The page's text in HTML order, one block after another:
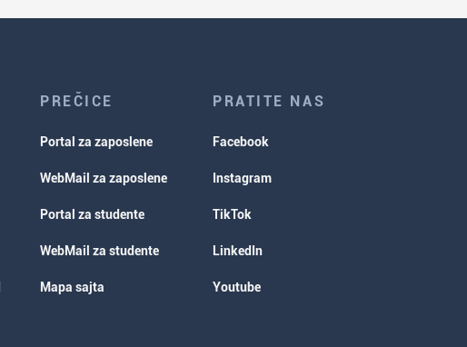
PREČICE
Portal za zaposlene
WebMail za zaposlene
Portal za studente
WebMail za studente
Mapa sajta
PRATITE NAS
Facebook
Instagram
TikTok
LinkedIn
Youtube